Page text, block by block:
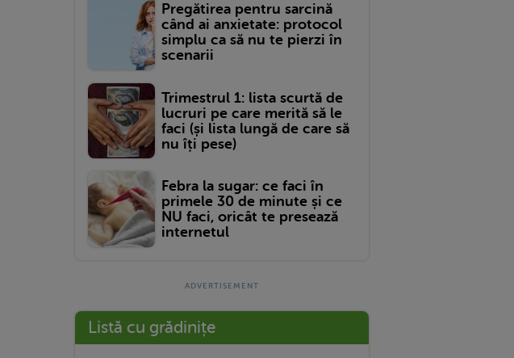
Pregătirea pentru sarcină
când ai anxietate: protocol
simplu ca să nu te pierzi în
scenarii
Trimestrul 1: lista scurtă de
lucruri pe care merită să le
faci (și lista lungă de care să
nu îți pese)
Febra la sugar: ce faci în
primele 30 de minute și ce
NU faci, oricât te presează
internetul
Listă cu grădinițe